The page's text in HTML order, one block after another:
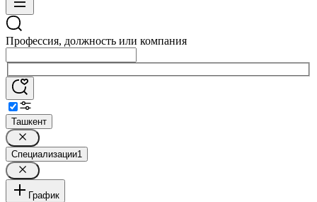
Профессия, должность или компания
Ташкент
Специализации1
График